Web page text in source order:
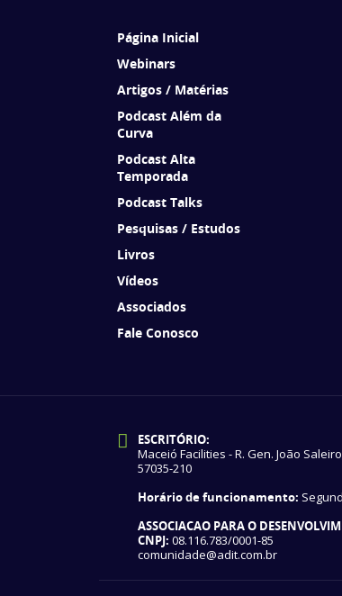
Página Inicial
Webinars
Artigos / Matérias
Podcast Além da
Curva
Podcast Alta
Temporada
Podcast Talks
Pesquisas / Estudos
Livros
Vídeos
Associados
Fale Conosco
ESCRITÓRIO:
Maceió Facilities - R. Gen. João
57035-210
Horário de funcionamento:
ASSOCIACAO PARA O
CNPJ: 08.116.783/0001-85
comunidade@adit.com.br